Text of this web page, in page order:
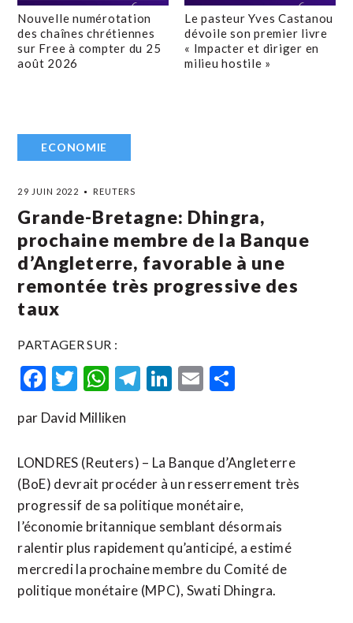
Nouvelle numérotation
des chaînes chrétiennes
sur Free à compter du 25
août 2026
Le pasteur Yves Castanou
dévoile son premier livre
« Impacter et diriger en
milieu hostile »
ECONOMIE
29 JUIN 2022 REUTERS
Grande-Bretagne: Dhingra,
prochaine membre de la Banque
d’Angleterre, favorable à une
remontée très progressive des
taux
PARTAGER SUR :
Facebook
Twitter
WhatsApp
Telegram
LinkedIn
Email
par David Milliken
LONDRES (Reuters) – La Banque d’Angleterre
(BoE) devrait procéder à un resserrement très
progressif de sa politique monétaire,
l’économie britannique semblant désormais
ralentir plus rapidement qu’anticipé, a estimé
mercredi la prochaine membre du Comité de
politique monétaire (MPC), Swati Dhingra.